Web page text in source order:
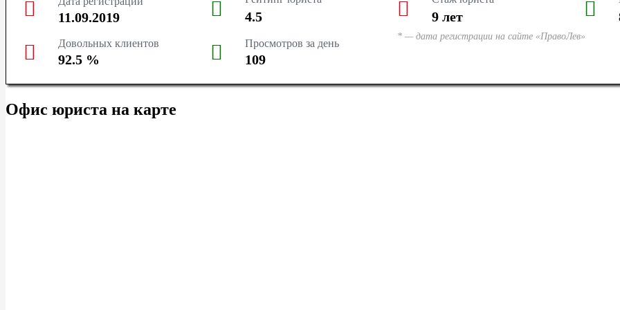
11.09.2019 4.5 9 лет
Довольных клиентов
92.5 %
Просмотров за день
109
* — дата регистрации на сайте «ПравоЛев»
Офис юриста на карте
СУРГУТ
КРАСНОЯРСК